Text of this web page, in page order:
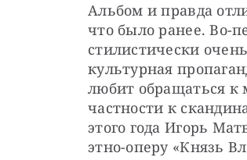
Альбом и правда
что было ранее. Во-
стилистически
культурная
любит обращаться к
частности к
этого года Игорь
этно-оперу «Князь